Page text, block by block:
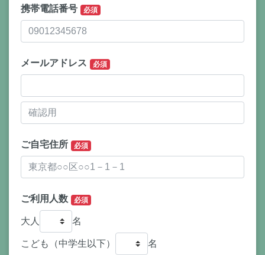
携帯電話番号 必須
メールアドレス 必須
ご自宅住所 必須
ご利用人数 必須
大人 名
こども（中学生以下） 名